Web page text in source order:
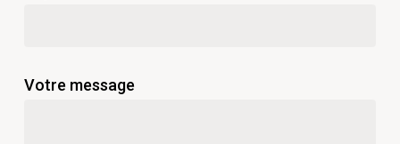
Votre message